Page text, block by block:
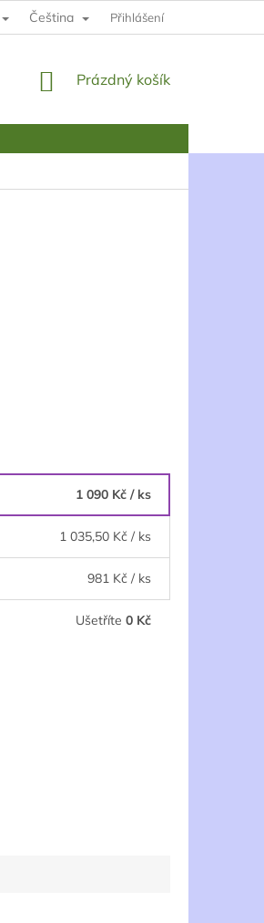
PODMÍNKY OCHRANY OSOBNÍCH ÚDAJŮ
Čeština Přihlášení
NÁKUPNÍ
Prázdný košík
1 090 Kč / ks
1 035,50 Kč / ks
981 Kč / ks
Ušetříte 0 Kč